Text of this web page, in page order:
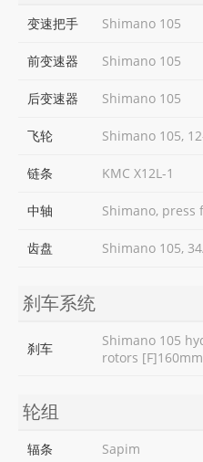
变速把手 Shimano 105
前变速器 Shimano 105
后变速器 Shimano 105
飞轮 Shimano 105,
链条 KMC X12L-1
中轴 Shimano, press
齿盘 Shimano 105,
刹车系统
刹车
Shimano 105
rotors
轮组
辐条 Sapim